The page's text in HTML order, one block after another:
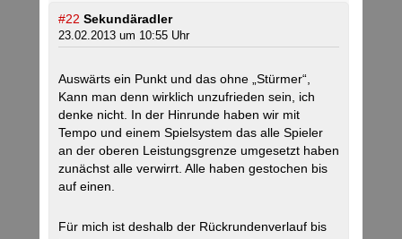
#22 Sekundäradler
23.02.2013 um 10:55 Uhr
Auswärts ein Punkt und das ohne „Stürmer“,
Kann man denn wirklich unzufrieden sein, ich
denke nicht. In der Hinrunde haben wir mit
Tempo und einem Spielsystem das alle Spieler
an der oberen Leistungsgrenze umgesetzt haben
zunächst alle verwirrt. Alle haben gestochen bis
auf einen.
Für mich ist deshalb der Rückrundenverlauf bis